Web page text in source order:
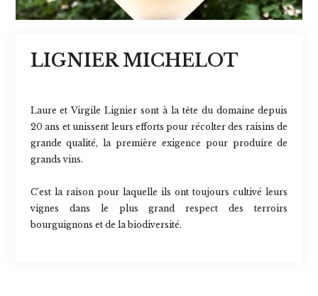
LIGNIER MICHELOT
Laure et Virgile Lignier sont à la tête du domaine depuis
20 ans et unissent leurs efforts pour récolter des raisins de
grande qualité, la première exigence pour produire de
grands vins.
C’est la raison pour laquelle ils ont toujours cultivé leurs
vignes dans le plus grand respect des terroirs
bourguignons et de la biodiversité.